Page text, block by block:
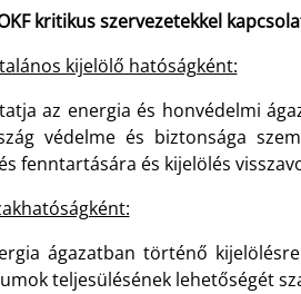
kritikus szervezetekkel
kijelölő hatóságként:
az energia és honvédelmi
védelme és biztonsága
fenntartására és kijelölés
ágazatban történő
teljesülésének lehetőségét